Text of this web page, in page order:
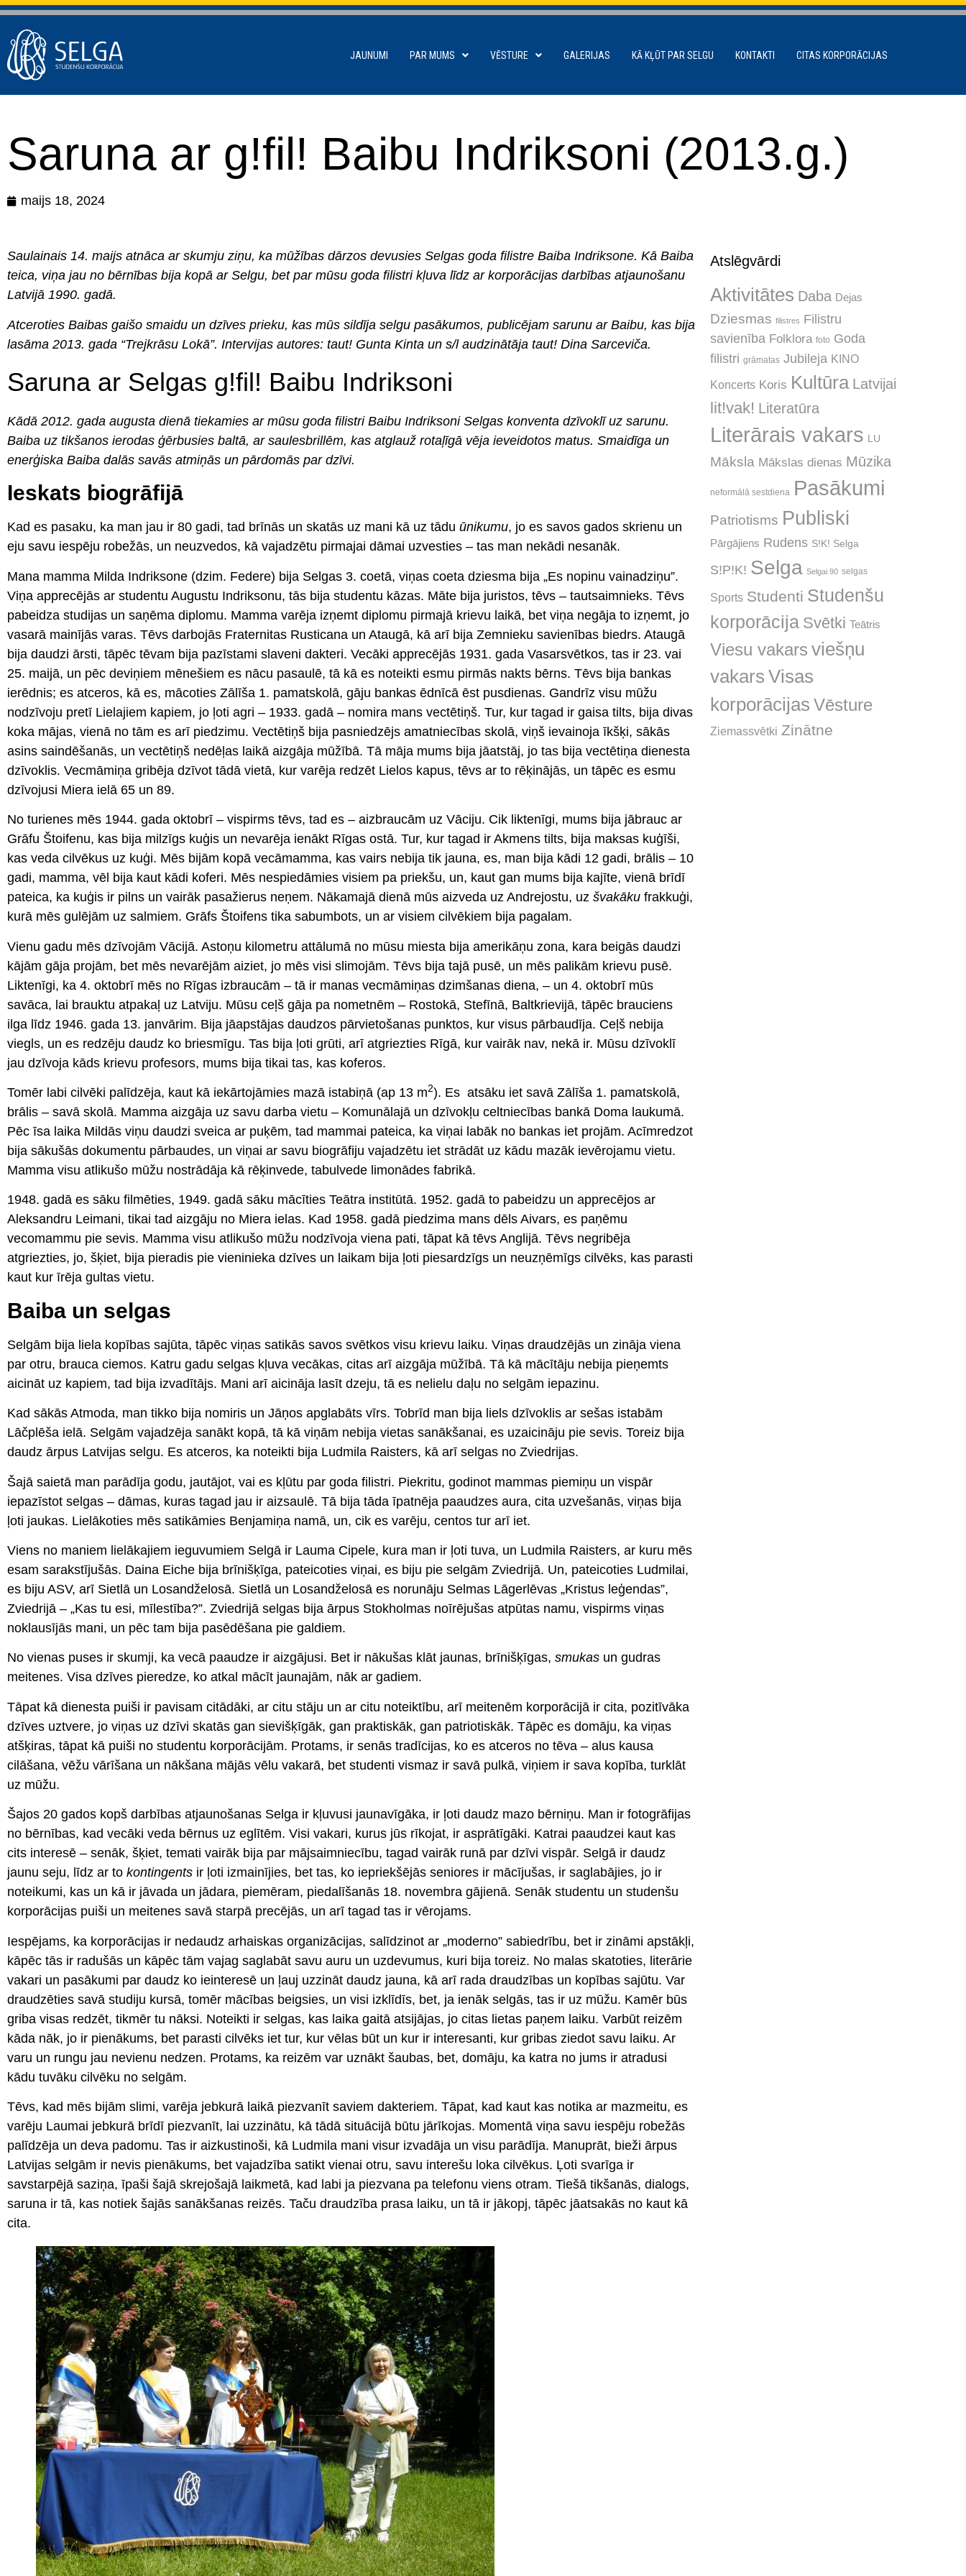
JAUNUMI PAR MUMS VĒSTURE GALERIJAS KĀ KĻŪT PAR SELGU KONTAKTI CITAS KORPORĀCIJAS
Saruna ar g!fil! Baibu Indriksoni (2013.g.)
maijs 18, 2024
Saulainais 14. maijs atnāca ar skumju ziņu, ka mūžības dārzos devusies Selgas goda filistre Baiba Indriksone. Kā Baiba
teica, viņa jau no bērnības bija kopā ar Selgu, bet par mūsu goda filistri kļuva līdz ar korporācijas darbības atjaunošanu
Latvijā 1990. gadā.
Atceroties Baibas gaišo smaidu un dzīves prieku, kas mūs sildīja selgu pasākumos, publicējam sarunu ar Baibu, kas bija
lasāma 2013. gada “Trejkrāsu Lokā”. Intervijas autores: taut! Gunta Kinta un s/l audzinātāja taut! Dina Sarceviča.
Saruna ar Selgas g!fil! Baibu Indriksoni
Kādā 2012. gada augusta dienā tiekamies ar mūsu goda filistri Baibu Indriksoni Selgas konventa dzīvoklī uz sarunu.
Baiba uz tikšanos ierodas ģērbusies baltā, ar saulesbrillēm, kas atglauž rotaļīgā vēja ieveidotos matus. Smaidīga un
enerģiska Baiba dalās savās atmiņās un pārdomās par dzīvi.
Ieskats biogrāfijā
Kad es pasaku, ka man jau ir 80 gadi, tad brīnās un skatās uz mani kā uz tādu ūnikumu, jo es savos gados skrienu un
eju savu iespēju robežās, un neuzvedos, kā vajadzētu pirmajai dāmai uzvesties – tas man nekādi nesanāk.
Mana mamma Milda Indriksone (dzim. Federe) bija Selgas 3. coetā, viņas coeta dziesma bija „Es nopinu vainadziņu”.
Viņa apprecējās ar studentu Augustu Indriksonu, tās bija studentu kāzas. Māte bija juristos, tēvs – tautsaimnieks. Tēvs
pabeidza studijas un saņēma diplomu. Mamma varēja izņemt diplomu pirmajā krievu laikā, bet viņa negāja to izņemt, jo
vasarā mainījās varas. Tēvs darbojās Fraternitas Rusticana un Ataugā, kā arī bija Zemnieku savienības biedrs. Ataugā
bija daudzi ārsti, tāpēc tēvam bija pazīstami slaveni dakteri. Vecāki apprecējās 1931. gada Vasarsvētkos, tas ir 23. vai
25. maijā, un pēc deviņiem mēnešiem es nācu pasaulē, tā kā es noteikti esmu pirmās nakts bērns. Tēvs bija bankas
ierēdnis; es atceros, kā es, mācoties Zālīša 1. pamatskolā, gāju bankas ēdnīcā ēst pusdienas. Gandrīz visu mūžu
nodzīvoju pretī Lielajiem kapiem, jo ļoti agri – 1933. gadā – nomira mans vectētiņš. Tur, kur tagad ir gaisa tilts, bija divas
koka mājas, vienā no tām es arī piedzimu. Vectētiņš bija pasniedzējs amatniecības skolā, viņš ievainoja īkšķi, sākās
asins saindēšanās, un vectētiņš nedēļas laikā aizgāja mūžībā. Tā māja mums bija jāatstāj, jo tas bija vectētiņa dienesta
dzīvoklis. Vecmāmiņa gribēja dzīvot tādā vietā, kur varēja redzēt Lielos kapus, tēvs ar to rēķinājās, un tāpēc es esmu
dzīvojusi Miera ielā 65 un 89.
No turienes mēs 1944. gada oktobrī – vispirms tēvs, tad es – aizbraucām uz Vāciju. Cik liktenīgi, mums bija jābrauc ar
Grāfu Štoifenu, kas bija milzīgs kuģis un nevarēja ienākt Rīgas ostā. Tur, kur tagad ir Akmens tilts, bija maksas kuģīši,
kas veda cilvēkus uz kuģi. Mēs bijām kopā vecāmamma, kas vairs nebija tik jauna, es, man bija kādi 12 gadi, brālis – 10
gadi, mamma, vēl bija kaut kādi koferi. Mēs nespiedāmies visiem pa priekšu, un, kaut gan mums bija kajīte, vienā brīdī
pateica, ka kuģis ir pilns un vairāk pasažierus neņem. Nākamajā dienā mūs aizveda uz Andrejostu, uz švakāku frakkuģi,
kurā mēs gulējām uz salmiem. Grāfs Štoifens tika sabumbots, un ar visiem cilvēkiem bija pagalam.
Vienu gadu mēs dzīvojām Vācijā. Astoņu kilometru attālumā no mūsu miesta bija amerikāņu zona, kara beigās daudzi
kājām gāja projām, bet mēs nevarējām aiziet, jo mēs visi slimojām. Tēvs bija tajā pusē, un mēs palikām krievu pusē.
Liktenīgi, ka 4. oktobrī mēs no Rīgas izbraucām – tā ir manas vecmāmiņas dzimšanas diena, – un 4. oktobrī mūs
savāca, lai brauktu atpakaļ uz Latviju. Mūsu ceļš gāja pa nometnēm – Rostokā, Stefīnā, Baltkrievijā, tāpēc brauciens
ilga līdz 1946. gada 13. janvārim. Bija jāapstājas daudzos pārvietošanas punktos, kur visus pārbaudīja. Ceļš nebija
viegls, un es redzēju daudz ko briesmīgu. Tas bija ļoti grūti, arī atgriezties Rīgā, kur vairāk nav, nekā ir. Mūsu dzīvoklī
jau dzīvoja kāds krievu profesors, mums bija tikai tas, kas koferos.
Tomēr labi cilvēki palīdzēja, kaut kā iekārtojāmies mazā istabiņā (ap 13 m2). Es atsāku iet savā Zālīša 1. pamatskolā,
brālis – savā skolā. Mamma aizgāja uz savu darba vietu – Komunālajā un dzīvokļu celtniecības bankā Doma laukumā.
Pēc īsa laika Mildās viņu daudzi sveica ar puķēm, tad mammai pateica, ka viņai labāk no bankas iet projām. Acīmredzot
bija sākušās dokumentu pārbaudes, un viņai ar savu biogrāfiju vajadzētu iet strādāt uz kādu mazāk ievērojamu vietu.
Mamma visu atlikušo mūžu nostrādāja kā rēķinvede, tabulvede limonādes fabrikā.
1948. gadā es sāku filmēties, 1949. gadā sāku mācīties Teātra institūtā. 1952. gadā to pabeidzu un apprecējos ar
Aleksandru Leimani, tikai tad aizgāju no Miera ielas. Kad 1958. gadā piedzima mans dēls Aivars, es paņēmu
vecomammu pie sevis. Mamma visu atlikušo mūžu nodzīvoja viena pati, tāpat kā tēvs Anglijā. Tēvs negribēja
atgriezties, jo, šķiet, bija pieradis pie vieninieka dzīves un laikam bija ļoti piesardzīgs un neuzņēmīgs cilvēks, kas parasti
kaut kur īrēja gultas vietu.
Baiba un selgas
Selgām bija liela kopības sajūta, tāpēc viņas satikās savos svētkos visu krievu laiku. Viņas draudzējās un zināja viena
par otru, brauca ciemos. Katru gadu selgas kļuva vecākas, citas arī aizgāja mūžībā. Tā kā mācītāju nebija pieņemts
aicināt uz kapiem, tad bija izvadītājs. Mani arī aicināja lasīt dzeju, tā es nelielu daļu no selgām iepazinu.
Kad sākās Atmoda, man tikko bija nomiris un Jāņos apglabāts vīrs. Tobrīd man bija liels dzīvoklis ar sešas istabām
Lāčplēša ielā. Selgām vajadzēja sanākt kopā, tā kā viņām nebija vietas sanākšanai, es uzaicināju pie sevis. Toreiz bija
daudz ārpus Latvijas selgu. Es atceros, ka noteikti bija Ludmila Raisters, kā arī selgas no Zviedrijas.
Šajā saietā man parādīja godu, jautājot, vai es kļūtu par goda filistri. Piekritu, godinot mammas piemiņu un vispār
iepazīstot selgas – dāmas, kuras tagad jau ir aizsaulē. Tā bija tāda īpatnēja paaudzes aura, cita uzvešanās, viņas bija
ļoti jaukas. Lielākoties mēs satikāmies Benjamiņa namā, un, cik es varēju, centos tur arī iet.
Viens no maniem lielākajiem ieguvumiem Selgā ir Lauma Cipele, kura man ir ļoti tuva, un Ludmila Raisters, ar kuru mēs
esam sarakstījušās. Daina Eiche bija brīnišķīga, pateicoties viņai, es biju pie selgām Zviedrijā. Un, pateicoties Ludmilai,
es biju ASV, arī Sietlā un Losandželosā. Sietlā un Losandželosā es norunāju Selmas Lāgerlēvas „Kristus leģendas”,
Zviedrijā – „Kas tu esi, mīlestība?”. Zviedrijā selgas bija ārpus Stokholmas noīrējušas atpūtas namu, vispirms viņas
noklausījās mani, un pēc tam bija pasēdēšana pie galdiem.
No vienas puses ir skumji, ka vecā paaudze ir aizgājusi. Bet ir nākušas klāt jaunas, brīnišķīgas, smukas un gudras
meitenes. Visa dzīves pieredze, ko atkal mācīt jaunajām, nāk ar gadiem.
Tāpat kā dienesta puiši ir pavisam citādāki, ar citu stāju un ar citu noteiktību, arī meitenēm korporācijā ir cita, pozitīvāka
dzīves uztvere, jo viņas uz dzīvi skatās gan sievišķīgāk, gan praktiskāk, gan patriotiskāk. Tāpēc es domāju, ka viņas
atšķiras, tāpat kā puiši no studentu korporācijām. Protams, ir senās tradīcijas, ko es atceros no tēva – alus kausa
cilāšana, vēžu vārīšana un nākšana mājās vēlu vakarā, bet studenti vismaz ir savā pulkā, viņiem ir sava kopība, turklāt
uz mūžu.
Šajos 20 gados kopš darbības atjaunošanas Selga ir kļuvusi jaunavīgāka, ir ļoti daudz mazo bērniņu. Man ir fotogrāfijas
no bērnības, kad vecāki veda bērnus uz eglītēm. Visi vakari, kurus jūs rīkojat, ir asprātīgāki. Katrai paaudzei kaut kas
cits interesē – senāk, šķiet, temati vairāk bija par mājsaimniecību, tagad vairāk runā par dzīvi vispār. Selgā ir daudz
jaunu seju, līdz ar to kontingents ir ļoti izmainījies, bet tas, ko iepriekšējās seniores ir mācījušas, ir saglabājies, jo ir
noteikumi, kas un kā ir jāvada un jādara, piemēram, piedalīšanās 18. novembra gājienā. Senāk studentu un studenšu
korporācijas puiši un meitenes savā starpā precējās, un arī tagad tas ir vērojams.
Iespējams, ka korporācijas ir nedaudz arhaiskas organizācijas, salīdzinot ar „moderno” sabiedrību, bet ir zināmi apstākļi,
kāpēc tās ir radušās un kāpēc tām vajag saglabāt savu auru un uzdevumus, kuri bija toreiz. No malas skatoties, literārie
vakari un pasākumi par daudz ko ieinteresē un ļauj uzzināt daudz jauna, kā arī rada draudzības un kopības sajūtu. Var
draudzēties savā studiju kursā, tomēr mācības beigsies, un visi izklīdīs, bet, ja ienāk selgās, tas ir uz mūžu. Kamēr būs
griba visas redzēt, tikmēr tu nāksi. Noteikti ir selgas, kas laika gaitā atsijājas, jo citas lietas paņem laiku. Varbūt reizēm
kāda nāk, jo ir pienākums, bet parasti cilvēks iet tur, kur vēlas būt un kur ir interesanti, kur gribas ziedot savu laiku. Ar
varu un rungu jau nevienu nedzen. Protams, ka reizēm var uznākt šaubas, bet, domāju, ka katra no jums ir atradusi
kādu tuvāku cilvēku no selgām.
Tēvs, kad mēs bijām slimi, varēja jebkurā laikā piezvanīt saviem dakteriem. Tāpat, kad kaut kas notika ar mazmeitu, es
varēju Laumai jebkurā brīdī piezvanīt, lai uzzinātu, kā tādā situācijā būtu jārīkojas. Momentā viņa savu iespēju robežās
palīdzēja un deva padomu. Tas ir aizkustinoši, kā Ludmila mani visur izvadāja un visu parādīja. Manuprāt, bieži ārpus
Latvijas selgām ir nevis pienākums, bet vajadzība satikt vienai otru, savu interešu loka cilvēkus. Ļoti svarīga ir
savstarpējā saziņa, īpaši šajā skrejošajā laikmetā, kad labi ja piezvana pa telefonu viens otram. Tiešā tikšanās, dialogs,
saruna ir tā, kas notiek šajās sanākšanas reizēs. Taču draudzība prasa laiku, un tā ir jākopj, tāpēc jāatsakās no kaut kā
cita.
Atslēgvārdi
Aktivitātes Daba Dejas
Dziesmas filistres Filistru
savienība Folklora foto Goda
filistri grāmatas Jubileja KINO
Koncerts Koris Kultūra Latvijai
lit!vak! Literatūra
Literārais vakars LU
Māksla Mākslas dienas Mūzika
neformālā sestdiena Pasākumi
Patriotisms Publiski
Pārgājiens Rudens S!K! Selga
S!P!K! Selga Selgai 90 selgas
Sports Studenti Studenšu
korporācija Svētki Teātris
Viesu vakars viešņu
vakars Visas
korporācijas Vēsture
Ziemassvētki Zinātne